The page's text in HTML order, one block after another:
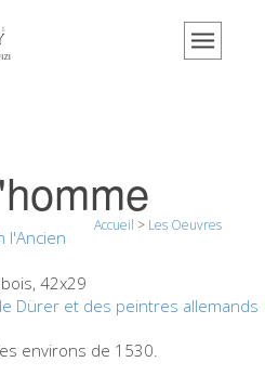
et expositions
visiteurs
la Galerie
Accueil > Les Oeuvres
l'Ancien
42x29
Dürer et des peintres allemands
environs de 1530.